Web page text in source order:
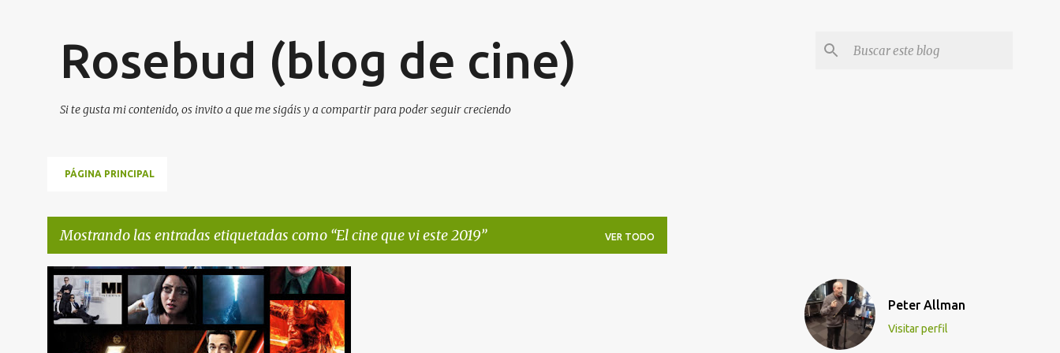
Rosebud (blog de cine)
Si te gusta mi contenido, os invito a que me sigáis y a compartir para poder seguir creciendo
PÁGINA PRINCIPAL
Mostrando las entradas etiquetadas como El cine que vi este 2019 VER TODO
E
n
EL CINE QUE VI ESTE 2019 ESPECIALES
Peter Allman
Visitar perfil